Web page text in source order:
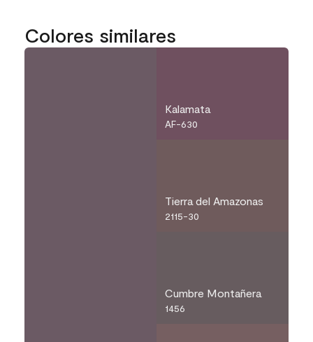
Colores similares
Kalamata
AF-630
Tierra del Amazonas
2115-30
Cumbre Montañera
1456